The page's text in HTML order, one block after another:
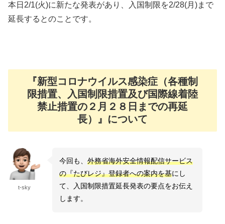
本日2/1(火)に新たな発表があり、入国制限を2/28(月)まで
延長するとのことです。
『新型コロナウイルス感染症（各種制
限措置、入国制限措置及び国際線着陸
禁止措置の２月２８日までの再延
長）』について
t-sky
今回も、外務省海外安全情報配信サービス
の『たびレジ』登録者への案内を基にし
て、入国制限措置延長発表の要点をお伝え
します。